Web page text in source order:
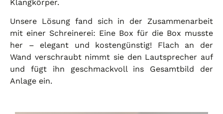
Klangkörper.
Unsere Lösung fand sich in der Zusammenarbeit
mit einer Schreinerei: Eine Box für die Box musste
her – elegant und kostengünstig! Flach an der
Wand verschraubt nimmt sie den Lautsprecher auf
und fügt ihn geschmackvoll ins Gesamtbild der
Anlage ein.